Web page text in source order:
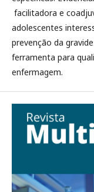
facilitadora e
adolescentes
prevenção da
ferramenta para
enfermagem.